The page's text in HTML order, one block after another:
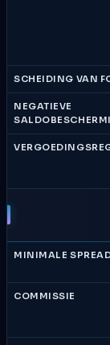
SCHEIDING VAN
NEGATIEVE
MINIMALE
COMMISSIE